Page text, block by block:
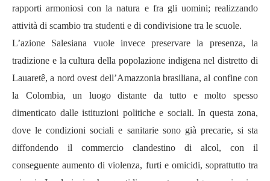
rapporti armoniosi con la natura e fra gli uomini; realizzando
attività di scambio tra studenti e di condivisione tra le scuole.
L’azione Salesiana vuole invece preservare la presenza, la
tradizione e la cultura della popolazione indigena nel distretto di
Lauaretê, a nord ovest dell’Amazzonia brasiliana, al confine con
la Colombia, un luogo distante da tutto e molto spesso
dimenticato dalle istituzioni politiche e sociali. In questa zona,
dove le condizioni sociali e sanitarie sono già precarie, si sta
diffondendo il commercio clandestino di alcol, con il
conseguente aumento di violenza, furti e omicidi, soprattutto tra